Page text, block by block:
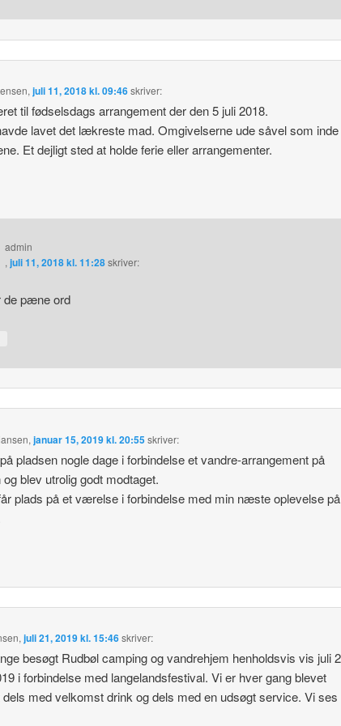
,juli 11, 2018 kl. 09:46skriver:
til fødselsdags arrangement der den 5 juli 2018.
lavet det lækreste mad. Omgivelserne ude såvel som
Et dejligt sted at holde ferie eller arrangementer.
admin
, juli 11, 2018 kl. 11:28skriver:
de pæne ord
,januar 15, 2019 kl. 20:55skriver:
pladsen nogle dage i forbindelse et vandre-arrangement på
blev utrolig godt modtaget.
plads på et værelse i forbindelse med min næste oplevelse på
,juli 21, 2019 kl. 15:46skriver:
besøgt Rudbøl camping og vandrehjem henholdsvis vis juli
i forbindelse med langelandsfestival. Vi er hver gang blevet
med velkomst drink og dels med en udsøgt service. Vi ses